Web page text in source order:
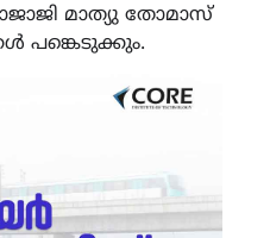
മാത്യു തോമാസ്
പങ്കെടുക്കും.